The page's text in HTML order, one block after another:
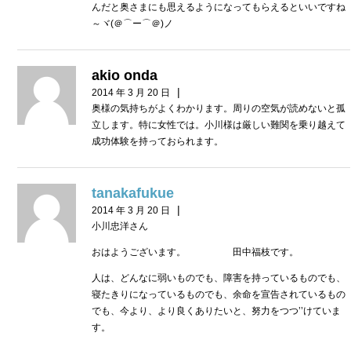
んだと奥さまにも思えるようになってもらえるといいですね
～ヾ(＠⌒ー⌒＠)ノ
akio onda
2014 年 3 月 20 日 |
奥様の気持ちがよくわかります。周りの空気が読めないと孤
立します。特に女性では。小川様は厳しい難関を乗り越えて
成功体験を持っておられます。
tanakafukue
2014 年 3 月 20 日 |
小川忠洋さん
おはようございます。 田中福枝です。
人は、どんなに弱いものでも、障害を持っているものでも、
寝たきりになっているものでも、余命を宣告されているもの
でも、今より、より良くありたいと、努力をつつ’’けていま
す。